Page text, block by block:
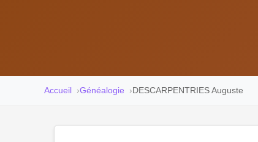
Accueil Généalogie DESCARPENTRIES Auguste